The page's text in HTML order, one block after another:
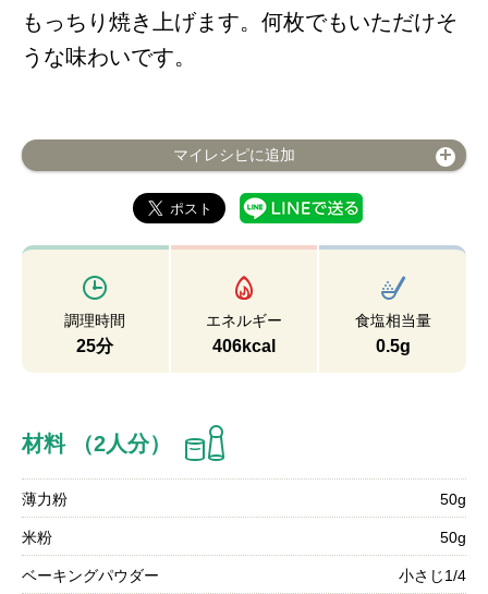
もっちり焼き上げます。何枚でもいただけそ
うな味わいです。
マイレシピに追加
調理時間
25分
エネルギー
406kcal
食塩相当量
0.5g
材料 （2人分）
薄力粉 50g
米粉 50g
ベーキングパウダー 小さじ1/4